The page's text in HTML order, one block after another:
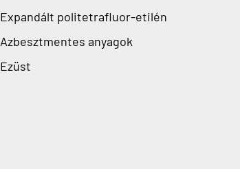
Expandált politetrafluor-etilén
Azbesztmentes anyagok
Ezüst